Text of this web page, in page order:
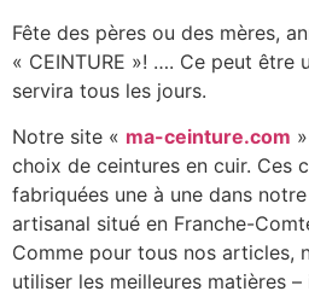
Fête des pères ou des mères,
« CEINTURE »! …. Ce peut être
servira tous les jours.
Notre site « ma-ceinture.com
choix de ceintures en cuir. Ces
fabriquées une à une dans
artisanal situé en Franche-
Comme pour tous nos articles,
utiliser les meilleures matières